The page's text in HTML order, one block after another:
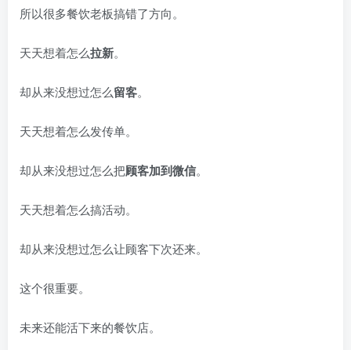
所以很多餐饮老板搞错了方向。
天天想着怎么拉新。
却从来没想过怎么留客。
天天想着怎么发传单。
却从来没想过怎么把顾客加到微信。
天天想着怎么搞活动。
却从来没想过怎么让顾客下次还来。
这个很重要。
未来还能活下来的餐饮店。